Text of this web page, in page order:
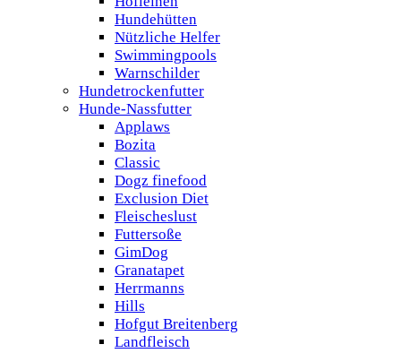
Hundehütten
Nützliche Helfer
Swimmingpools
Warnschilder
Hundetrockenfutter
Hunde-Nassfutter
Applaws
Bozita
Classic
Dogz finefood
Exclusion Diet
Fleischeslust
Futtersoße
GimDog
Granatapet
Herrmanns
Hills
Hofgut Breitenberg
Landfleisch